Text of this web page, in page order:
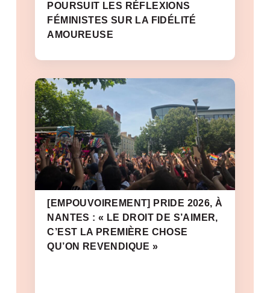
POURSUIT LES RÉFLEXIONS
FÉMINISTES SUR LA FIDÉLITÉ
AMOUREUSE
[EMPOUVOIREMENT] PRIDE 2026, À
NANTES : « LE DROIT DE S’AIMER,
C’EST LA PREMIÈRE CHOSE
QU’ON REVENDIQUE »